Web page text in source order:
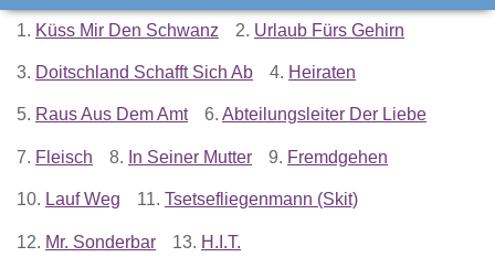
1. Küss Mir Den Schwanz 2. Urlaub Fürs Gehirn
3. Doitschland Schafft Sich Ab 4. Heiraten
5. Raus Aus Dem Amt 6. Abteilungsleiter Der Liebe
7. Fleisch 8. In Seiner Mutter 9. Fremdgehen
10. Lauf Weg 11. Tsetsefliegenmann (Skit)
12. Mr. Sonderbar 13. H.I.T.